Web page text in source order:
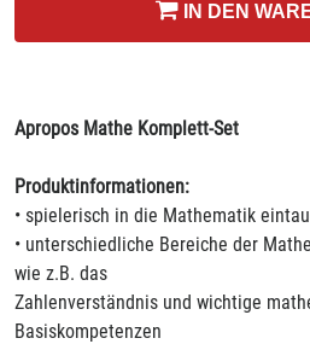
IN DEN
Apropos Mathe Komplett-Set
Produktinformationen:
• spielerisch in die Mathematik
• unterschiedliche Bereiche der
wie z.B. das
Zahlenverständnis und wichtige
Basiskompetenzen